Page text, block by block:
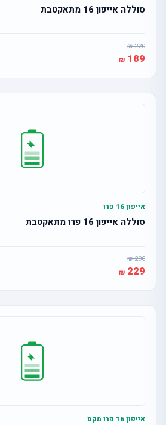
סוללה אייפון 16 מתאקטבת
220
189
אייפון 16 פרו
סוללה אייפון 16 פרו מתאקטבת
290
229
אייפון 16 פרו מקס